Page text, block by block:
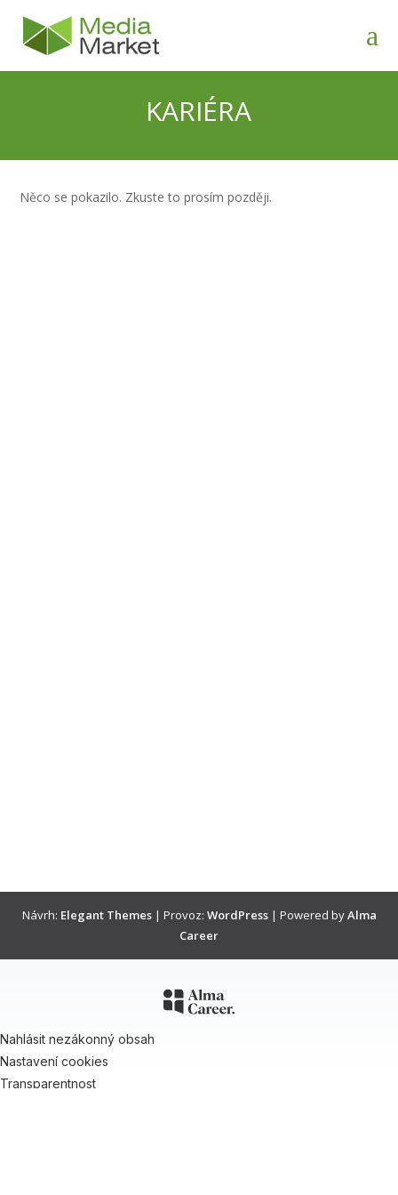
KARIÉRA
Něco se pokazilo. Zkuste to prosím později.
Návrh: Elegant Themes| Provoz: WordPress| Powered byAlma
Career
Nahlásit nezákonný obsah
Nastavení cookies
Transparentnost